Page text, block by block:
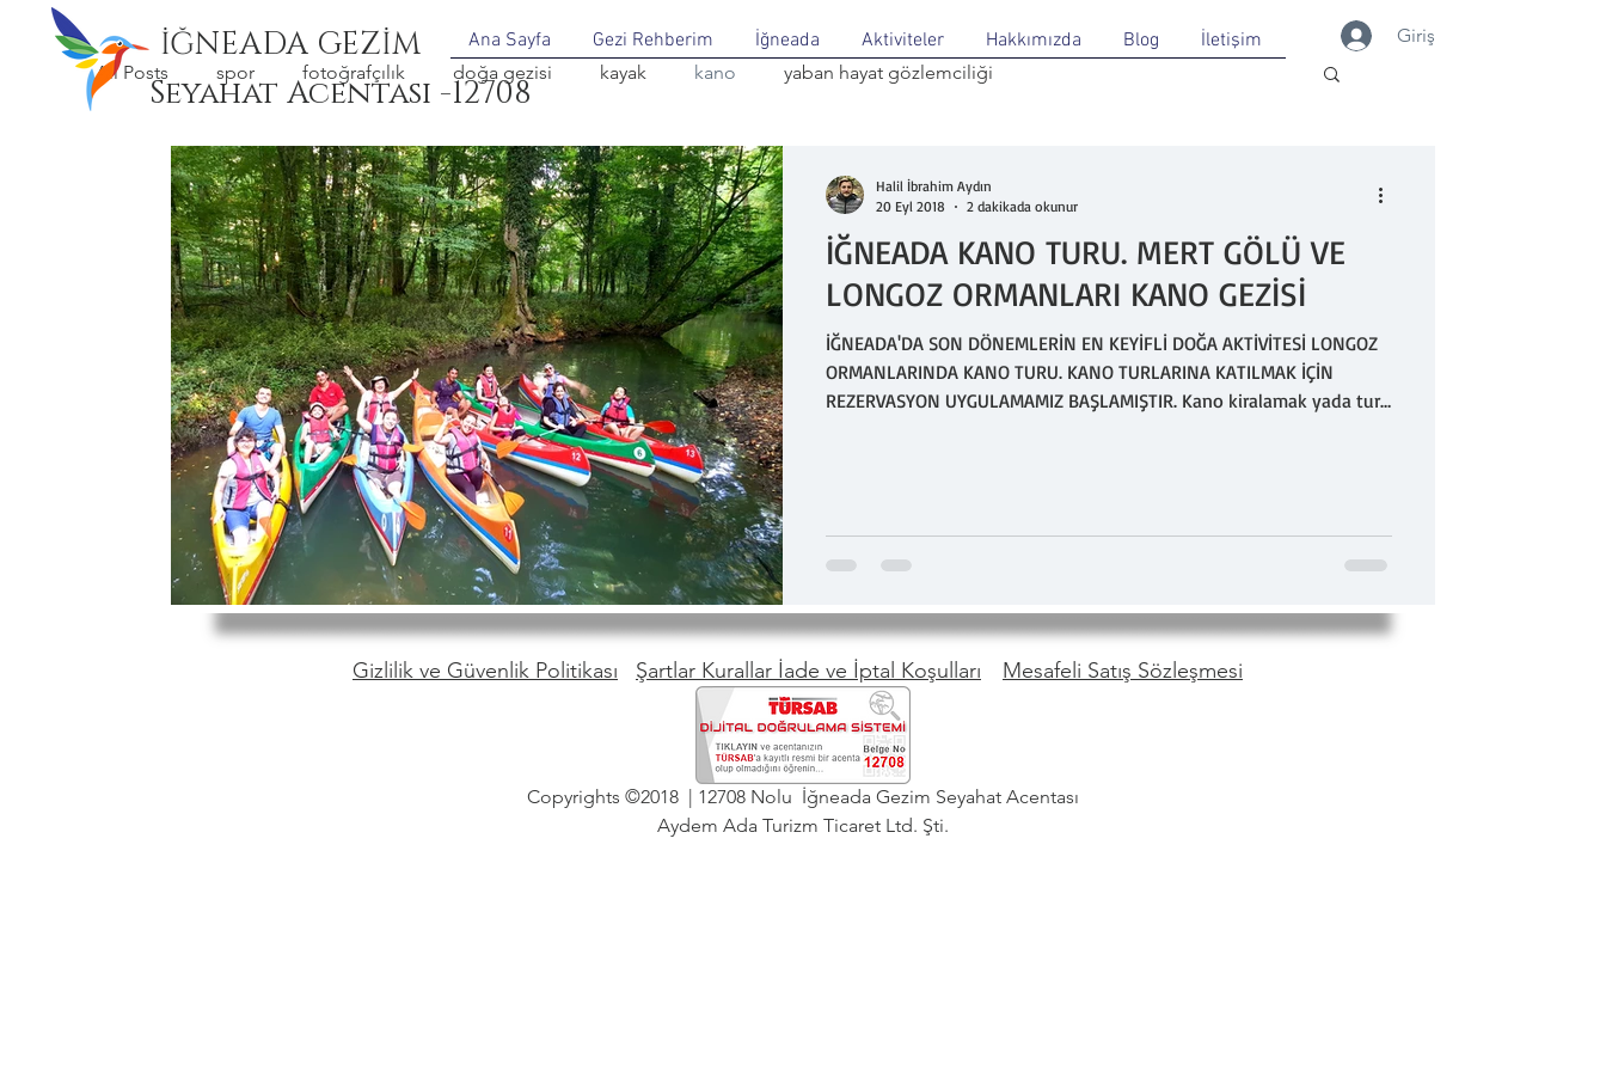
İĞNEADA GEZİM
Seyahat Acentası -12708
Ana Sayfa Gezi Rehberim İğneada Aktiviteler Hakkımızda Blog İletişim
Giriş
All Posts
spor fotoğrafçılık doğa gezisi kayak kano yaban hayat gözlemciliği
İĞNEADA KANO TURU. MERT GÖLÜ VE
LONGOZ ORMANLARI KANO GEZİSİ
İĞNEADA'DA SON DÖNEMLERİN EN KEYİFLİ DOĞA AKTİVİTESİ LONGOZ
ORMANLARINDA KANO TURU. KANO TURLARINA KATILMAK İÇİN
REZERVASYON UYGULAMAMIZ BAŞLAMIŞTIR. Kano kiralamak yada tura
tabelalarını kesinlikle takip etmeyin. Milli park içindeki Me
Halil İbrahim Aydın
20 Eyl 2018
2 dakikada okunur
Gizlilik ve Güvenlik Politikası Şartlar Kurallar İade ve İptal Koşulları Mesafeli Satış Sözleşmesi
Copyrights ©2018 | 12708 Nolu İğneada Gezim Seyahat Acentası
Aydem Ada Turizm Ticaret Ltd. Şti.